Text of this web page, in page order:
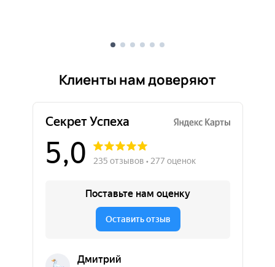
Клиенты нам доверяют